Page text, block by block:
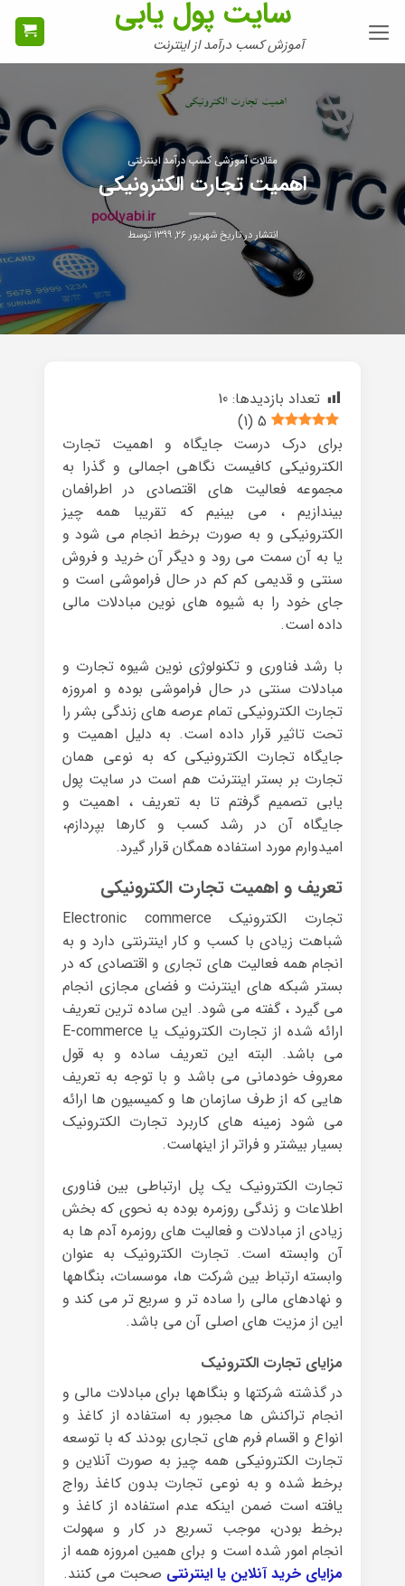
سایت پول یابی
آموزش کسب درآمد از اینترنت
مقالات آموزشی کسب درآمد اینترنتی
اهمیت تجارت الکترونیکی
انتشار در تاریخشهریور ۲۶, ۱۳۹۹ توسط
تعداد بازدیدها: 10
5
(
1
)
برای درک درست جایگاه و اهمیت تجارت
الکترونیکی کافیست نگاهی اجمالی و گذرا به
مجموعه فعالیت های اقتصادی در اطرافمان
بیندازیم ، می بینیم که تقریبا همه چیز
الکترونیکی و به صورت برخط انجام می شود و
یا به آن سمت می رود و دیگر آن خرید و فروش
سنتی و قدیمی کم کم در حال فراموشی است و
جای خود را به شیوه های نوین مبادلات مالی
داده است.
با رشد فناوری و تکنولوژی نوین شیوه تجارت و
مبادلات سنتی در حال فراموشی بوده و امروزه
تجارت الکترونیکی تمام عرصه های زندگی بشر را
تحت تاثیر قرار داده است. به دلیل اهمیت و
جایگاه تجارت الکترونیکی که به نوعی همان
تجارت بر بستر اینترنت هم است در سایت پول
یابی تصمیم گرفتم تا به تعریف ، اهمیت و
جایگاه آن در رشد کسب و کارها بپردازم،
امیدوارم مورد استفاده همگان قرار گیرد.
تعریف و اهمیت تجارت الکترونیکی
تجارت الکترونیک Electronic commerce
شباهت زیادی با کسب و کار اینترنتی دارد و به
انجام همه فعالیت های تجاری و اقتصادی که در
بستر شبکه های اینترنت و فضای مجازی انجام
می گیرد ، گفته می شود. این ساده ترین تعریف
ارائه شده از تجارت الکترونیک یا E-commerce
می باشد. البته این تعریف ساده و به قول
معروف خودمانی می باشد و با توجه به تعریف
هایی که از طرف سازمان ها و کمیسیون ها ارائه
می شود زمینه های کاربرد تجارت الکترونیک
بسیار بیشتر و فراتر از اینهاست.
تجارت الکترونیک یک پل ارتباطی بین فناوری
اطلاعات و زندگی روزمره بوده به نحوی که بخش
زیادی از مبادلات و فعالیت های روزمره آدم ها به
آن وابسته است. تجارت الکترونیک به عنوان
وابسته ارتباط بین شرکت ها، موسسات، بنگاهها
و نهادهای مالی را ساده تر و سریع تر می کند و
این از مزیت های اصلی آن می باشد.
مزایای تجارت الکترونیک
در گذشته شرکتها و بنگاهها برای مبادلات مالی و
انجام تراکنش ها مجبور به استفاده از کاغذ و
انواع و اقسام فرم های تجاری بودند که با توسعه
تجارت الکترونیکی همه چیز به صورت آنلاین و
برخط شده و به نوعی تجارت بدون کاغذ رواج
یافته است ضمن اینکه عدم استفاده از کاغذ و
برخط بودن، موجب تسریع در کار و سهولت
انجام امور شده است و برای همین امروزه همه از
مزایای خرید آنلاین یا اینترنتی صحبت می کنند.